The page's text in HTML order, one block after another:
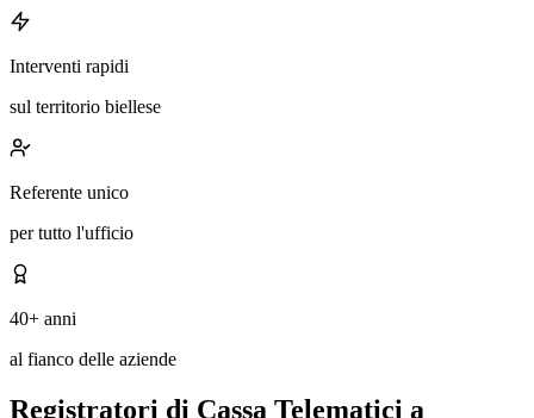
Interventi rapidi
sul territorio biellese
Referente unico
per tutto l'ufficio
40+ anni
al fianco delle aziende
Registratori di Cassa Telematici a